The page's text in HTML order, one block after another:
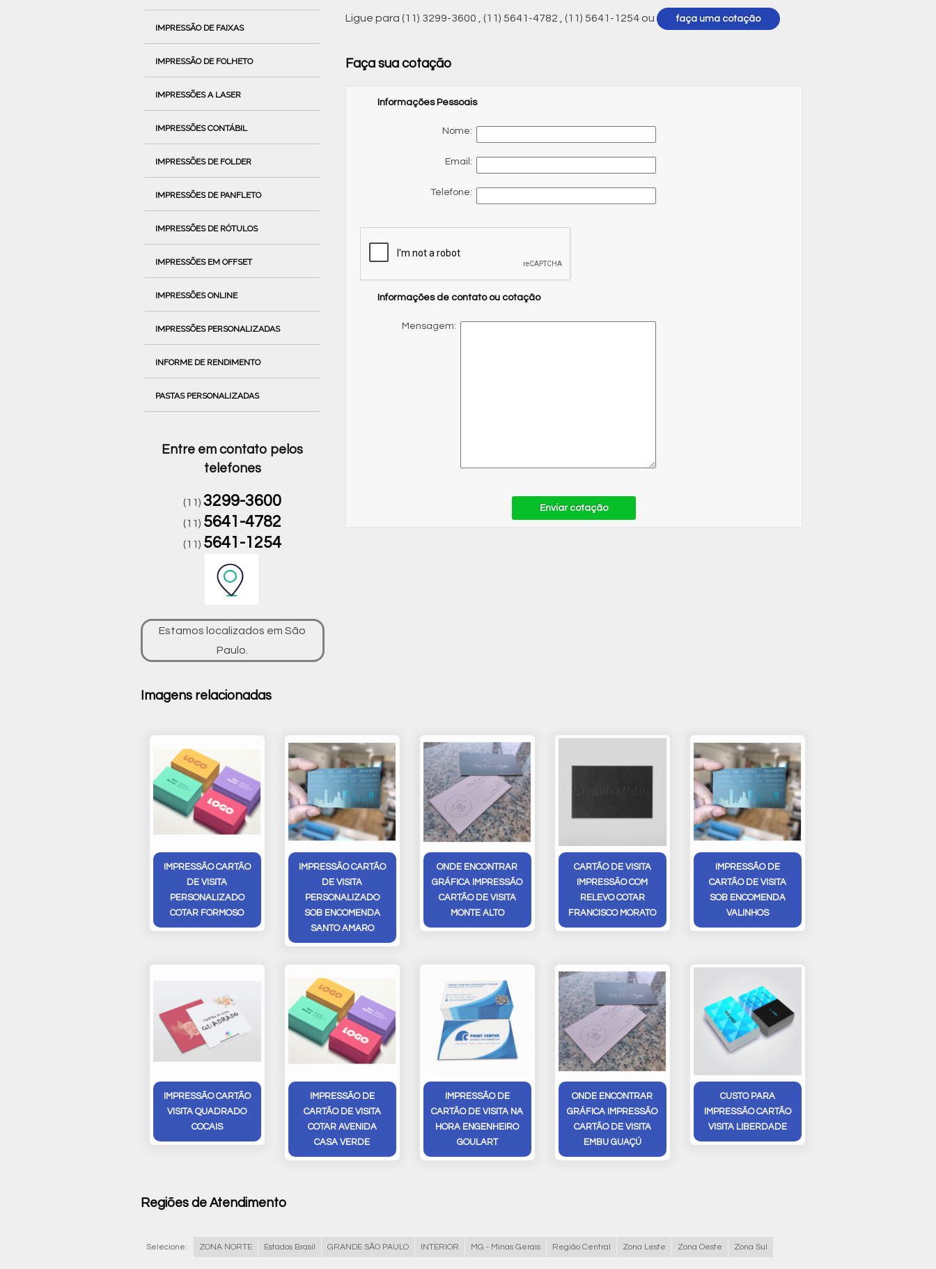
IMPRESSÃO DE FAIXAS
IMPRESSÃO DE FOLHETO
IMPRESSÕES A LASER
IMPRESSÕES CONTÁBIL
IMPRESSÕES DE FOLDER
IMPRESSÕES DE PANFLETO
IMPRESSÕES DE RÓTULOS
IMPRESSÕES EM OFFSET
IMPRESSÕES ONLINE
IMPRESSÕES PERSONALIZADAS
INFORME DE RENDIMENTO
PASTAS PERSONALIZADAS
Entre em contato pelos
telefones
(11)3299-3600
(11) 5641-4782
(11) 5641-1254
Estamos localizados em São
Paulo.
Ligue para (11) 3299-3600 (11) 5641-4782 (11) 5641-1254 ou faça uma cotação
Faça sua cotação
Informações Pessoais
Nome:
Email:
Telefone:
Informações de contato ou cotação
Mensagem:
Enviar cotação
Imagens relacionadas
IMPRESSÃO CARTÃO
DE VISITA
PERSONALIZADO
COTAR FORMOSO
IMPRESSÃO CARTÃO
DE VISITA
PERSONALIZADO
SOB ENCOMENDA
SANTO AMARO
ONDE ENCONTRAR
GRÁFICA IMPRESSÃO
CARTÃO DE VISITA
MONTE ALTO
CARTÃO DE VISITA
IMPRESSÃO COM
RELEVO COTAR
FRANCISCO MORATO
IMPRESSÃO DE
CARTÃO DE VISITA
SOB ENCOMENDA
VALINHOS
IMPRESSÃO CARTÃO
VISITA QUADRADO
COCAIS
IMPRESSÃO DE
CARTÃO DE VISITA
COTAR AVENIDA
CASA VERDE
IMPRESSÃO DE
CARTÃO DE VISITA NA
HORA ENGENHEIRO
GOULART
ONDE ENCONTRAR
GRÁFICA IMPRESSÃO
CARTÃO DE VISITA
EMBU GUAÇÚ
CUSTO PARA
IMPRESSÃO CARTÃO
VISITA LIBERDADE
Regiões de Atendimento
Selecione: ZONA NORTE Estados Brasil GRANDE SÃO PAULO INTERIOR MG - Minas Gerais Região Central Zona Leste Zona Oeste Zona Sul